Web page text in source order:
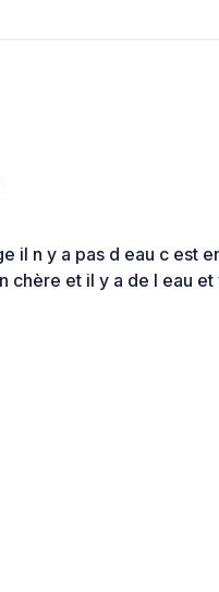
il n y a pas d eau c est
chère et il y a de l eau